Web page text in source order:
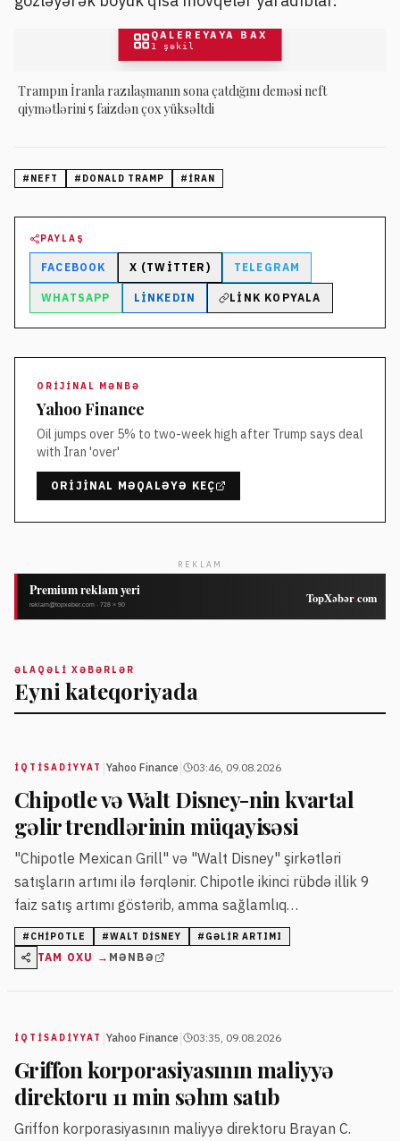
QALEREYAYA BAX
1 şəkil
Trampın İranla razılaşmanın sona çatdığını deməsi neft
qiymətlərini 5 faizdən çox yüksəltdi
# NEFT # DONALD TRAMP # İRAN
PAYLAŞ
FACEBOOK X (TWITTER) TELEGRAM
WHATSAPP LINKEDIN LINK KOPYALA
ORIJINAL MƏNBƏ
Yahoo Finance
Oil jumps over 5% to two-week high after Trump says deal
with Iran 'over'
ORIJINAL MƏQALƏYƏ KEÇ
REKLAM
ƏLAQƏLI XƏBƏRLƏR
Eyni kateqoriyada
İQTISADIYYAT Yahoo Finance 03:46, 09.08.2026
Chipotle və Walt Disney-nin kvartal
gəlir trendlərinin müqayisəsi
"Chipotle Mexican Grill" və "Walt Disney" şirkətləri
satışların artımı ilə fərqlənir. Chipotle ikinci rübdə illik 9
faiz satış artımı göstərib, amma sağlamlıq
xəbərdarlıqları onun səhmlərinə təzyiq edib.
# CHIPOTLE #WALT DISNEY # GƏLIR ARTIMI
TAM OXU → MƏNBƏ
İQTISADIYYAT Yahoo Finance 03:35, 09.08.2026
Griffon korporasiyasının maliyyə
direktoru 11 min səhm satıb
Griffon korporasiyasının maliyyə direktoru Brayan C.